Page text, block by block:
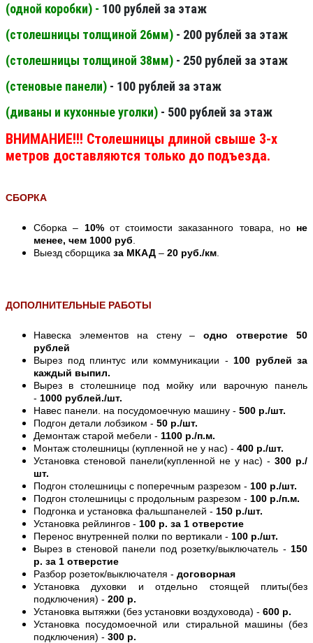
(одной коробки) - 100 рублей за этаж
(столешницы толщиной 26мм) - 200 рублей за этаж
(столешницы толщиной 38мм) - 250 рублей за этаж
(стеновые панели) - 100 рублей за этаж
(диваны и кухонные уголки) - 500 рублей за этаж
ВНИМАНИЕ!!! Столешницы длиной свыше 3-х
метров доставляются только до подъезда.
СБОРКА
Сборка – 10%от стоимости заказанного товара, но не
менее, чем 1000 руб
Выезд сборщика за МКАД – 20 руб./км
ДОПОЛНИТЕЛЬНЫЕ РАБОТЫ
Навеска элементов на стену –одно отверстие 50
рублей
Вырез под плинтус или коммуникации - 100 рублей за
каждый выпил.
Вырез в столешнице под мойку или варочную панель
- 1000 рублей./шт.
Навес панели. на посудомоечную машину - 500 р./шт.
Подгон детали лобзиком - 50 р./шт.
Демонтаж старой мебели - 1100 р./п.м.
Монтаж столешницы (купленной не у нас) - 400 р./шт.
Установка стеновой панели(купленной не у нас) -300 р./
шт.
Подгон столешницы с поперечным разрезом - 100 р./шт.
Подгон столешницы с продольным разрезом - 100 р./п.м.
Подгонка и установка фальшпанелей - 150 р./шт.
Установка рейлингов - 100 р. за 1 отверстие
Перенос внутренней полки по вертикали - 100 р./шт.
Вырез в стеновой панели под розетку/выключатель - 150
р. за 1 отверстие
Разбор розеток/выключателя - договорная
Установка духовки и отдельно стоящей плиты(без
подключения) - 200 р.
Установка вытяжки (без установки воздуховода) - 600 р.
Установка посудомоечной или стиральной машины (без
подключения) - 300 р.